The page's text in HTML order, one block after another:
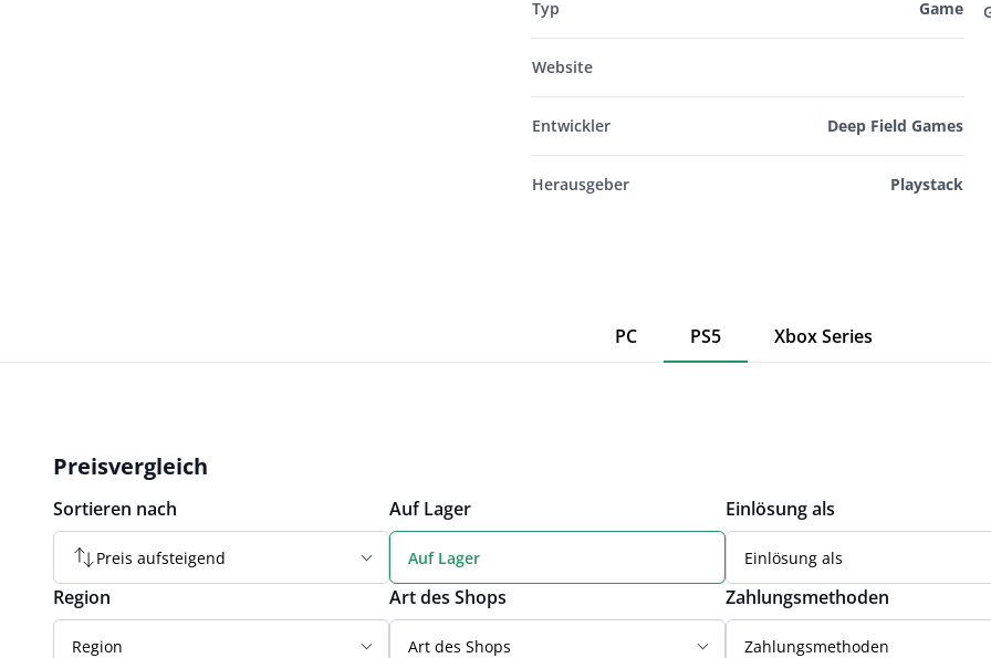
Typ Game
Website
Entwickler Deep Field Games
Herausgeber Playstack
PC PS5 Xbox Series
Preisvergleich
Sortieren nach
Preis aufsteigend
Auf Lager
Auf Lager
Einlösung als
Einlösung als
Region
Region
Art des Shops
Art des Shops
Zahlungsmethoden
Zahlungsmethoden